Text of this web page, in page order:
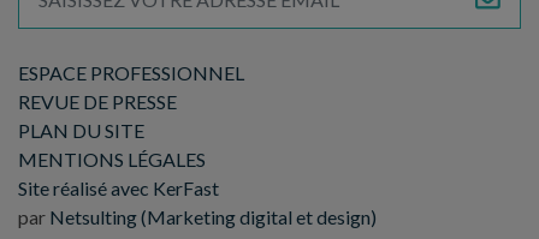
ESPACE PROFESSIONNEL
REVUE DE PRESSE
PLAN DU SITE
MENTIONS LÉGALES
Site réalisé avec KerFast
par Netsulting (Marketing digital et design)